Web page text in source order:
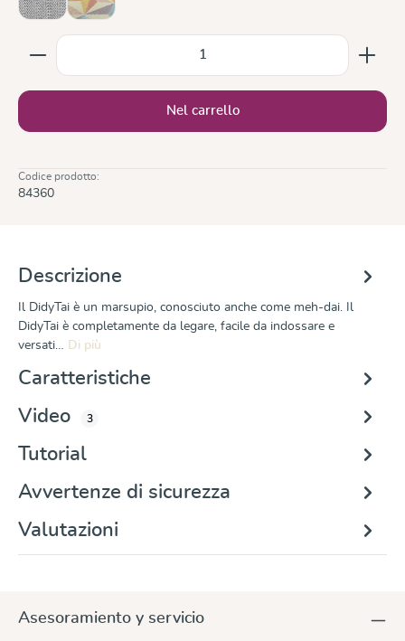
Silver Zephyr
Quantità del prodotto: inserisci la quantità
Nel carrello
Codice prodotto:
84360
Descrizione
Il DidyTai è un marsupio, conosciuto anche come meh-dai. Il
DidyTai è completamente da legare, facile da indossare e
versati… Di più
Caratteristiche
Video
3
Tutorial
Avvertenze di sicurezza
Valutazioni
Asesoramiento y servicio